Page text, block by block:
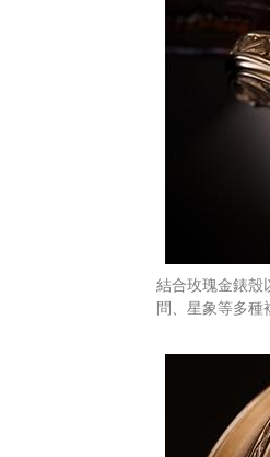
結合玫瑰金錶殼
問、星象等多種